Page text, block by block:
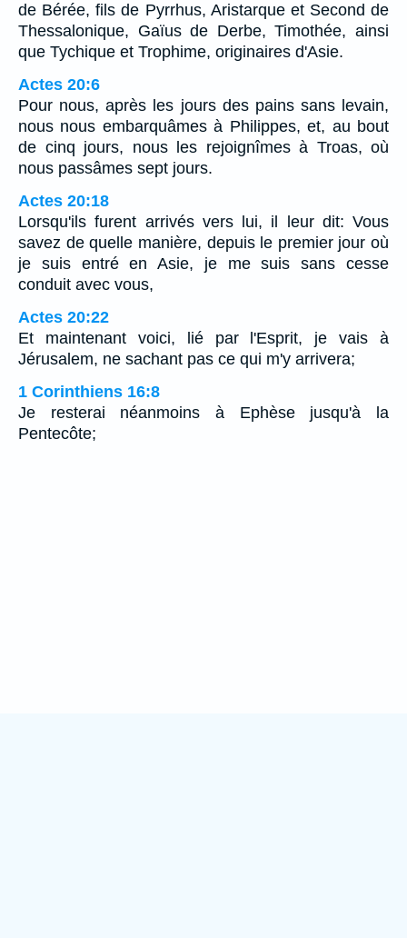
de Bérée, fils de Pyrrhus, Aristarque et Second de
Thessalonique, Gaïus de Derbe, Timothée, ainsi
que Tychique et Trophime, originaires d'Asie.
Actes 20:6
Pour nous, après les jours des pains sans levain,
nous nous embarquâmes à Philippes, et, au bout
de cinq jours, nous les rejoignîmes à Troas, où
nous passâmes sept jours.
Actes 20:18
Lorsqu'ils furent arrivés vers lui, il leur dit: Vous
savez de quelle manière, depuis le premier jour où
je suis entré en Asie, je me suis sans cesse
conduit avec vous,
Actes 20:22
Et maintenant voici, lié par l'Esprit, je vais à
Jérusalem, ne sachant pas ce qui m'y arrivera;
1 Corinthiens 16:8
Je resterai néanmoins à Ephèse jusqu'à la
Pentecôte;